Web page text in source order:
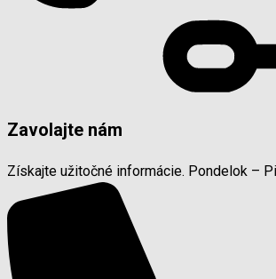
Zavolajte nám
Získajte užitočné informácie. Pondelok –